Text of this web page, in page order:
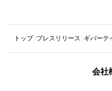
トップ プレスリリース ギバーテ
会社